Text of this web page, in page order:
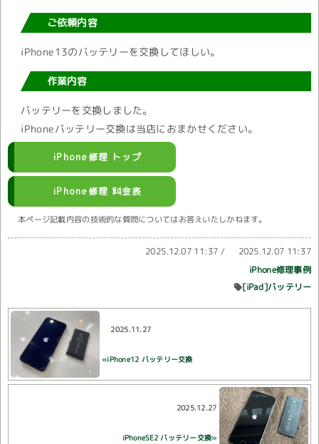
ご依頼内容
iPhone13のバッテリーを交換してほしい。
作業内容
バッテリーを交換しました。
iPhoneバッテリー交換は当店におまかせください。
iPhone修理 トップ
iPhone修理 料金表
本ページ記載内容の技術的な質問についてはお答えいたしかねます。
2025.12.07 11:37 / 2025.12.07 11:37
iPhone修理事例
[iPad]バッテリー
2025.11.27
«iPhone12 バッテリー交換
2025.12.27
iPhoneSE2 バッテリー交換»